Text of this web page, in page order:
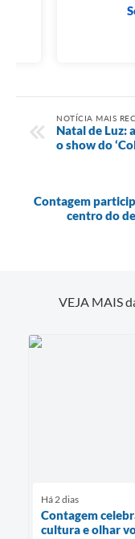
NOTÍCIA MAIS
Natal de Luz:
o show do
Contagem
centro do
VEJA MAIS
Há 2 dias
Contagem
cultura e olhar